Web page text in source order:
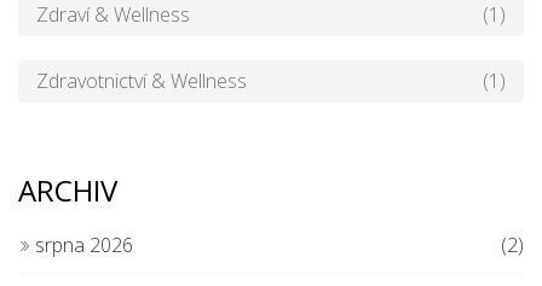
Zdraví & Wellness (1)
Zdravotnictví & Wellness (1)
ARCHIV
srpna 2026 (2)